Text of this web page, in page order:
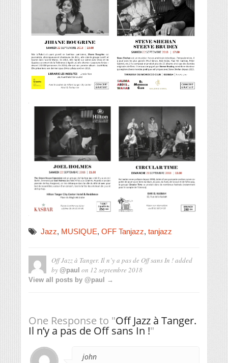
Jazz, MUSIQUE, OFF Tanjazz, tanjazz
Off Jazz à Tanger. Il n’y a pas de Off sans In !added
by @paul on 12 septembre 2018
View all posts by @paul →
One Response to "Off Jazz à Tanger.
Il n’y a pas de Off sans In !"
john